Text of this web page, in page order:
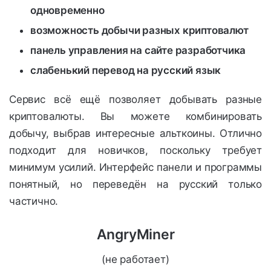
одновременно
возможность добычи разных криптовалют
панель управления на сайте разработчика
слабенький перевод на русский язык
Сервис всё ещё позволяет добывать разные
криптовалюты. Вы можете комбинировать
добычу, выбрав интересные альткоины. Отлично
подходит для новичков, поскольку требует
минимум усилий. Интерфейс панели и программы
понятный, но переведён на русский только
частично.
AngryMiner
(не работает)